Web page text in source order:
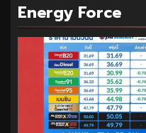
Energy Force